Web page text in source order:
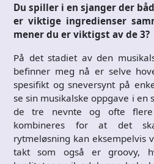
Du spiller i en sjanger der
er viktige ingredienser
mener du er viktigst av de 3?
På det stadiet av den
befinner meg nå er selve
spesifikt og sneversynt på
se sin musikalske oppgave i en
de tre nevnte og ofte
kombineres for at det
rytmeløsning kan eksempelvis
takt som også er groovy,